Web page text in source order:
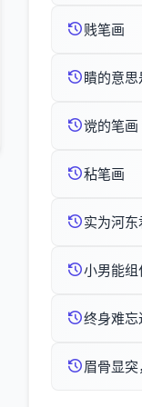
贱笔画
瞶的意思
谠的笔画
秥笔画
实为河东
小男能组
终身难忘
眉骨显